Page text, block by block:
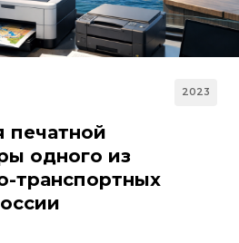
2023
печатной
одного из
транспортных